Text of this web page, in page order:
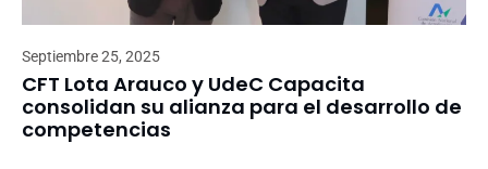
Septiembre 25, 2025
CFT Lota Arauco y UdeC Capacita
consolidan su alianza para el desarrollo de
competencias